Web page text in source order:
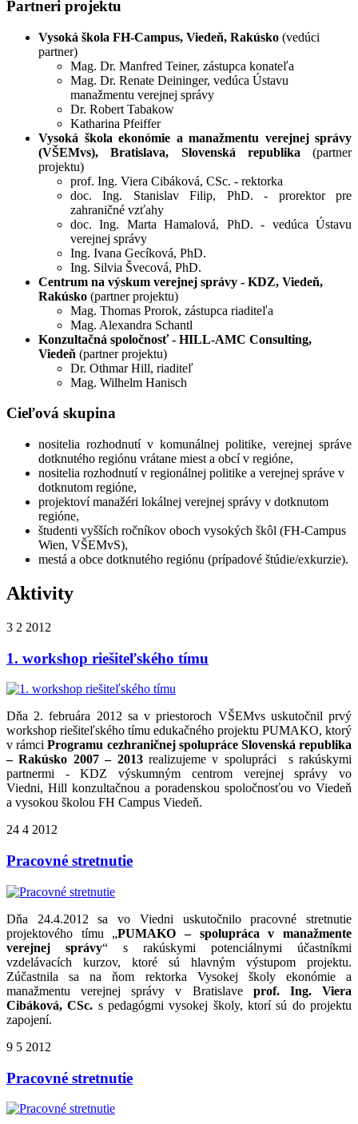
Partneri projektu
Vysoká škola FH-Campus, Viedeň, Rakúsko (vedúci
partner)
Mag. Dr. Manfred Teiner, zástupca konateľa
Mag. Dr. Renate Deininger, vedúca Ústavu
manažmentu verejnej správy
Dr. Robert Tabakow
Katharina Pfeiffer
Vysoká škola ekonómie a manažmentu verejnej správy
(VŠEMvs), Bratislava, Slovenská republika (partner
projektu)
prof. Ing. Viera Cibáková, CSc. - rektorka
doc. Ing. Stanislav Filip, PhD. - prorektor pre
zahraničné vzťahy
doc. Ing. Marta Hamalová, PhD. - vedúca Ústavu
verejnej správy
Ing. Ivana Gecíková, PhD.
Ing. Silvia Švecová, PhD.
Centrum na výskum verejnej správy - KDZ, Viedeň,
Rakúsko (partner projektu)
Mag. Thomas Prorok, zástupca riaditeľa
Mag. Alexandra Schantl
Konzultačná spoločnosť - HILL-AMC Consulting,
Viedeň (partner projektu)
Dr. Othmar Hill, riaditeľ
Mag. Wilhelm Hanisch
Cieľová skupina
nositelia rozhodnutí v komunálnej politike, verejnej správe
dotknutého regiónu vrátane miest a obcí v regióne,
nositelia rozhodnutí v regionálnej politike a verejnej správe v
dotknutom regióne,
projektoví manažéri lokálnej verejnej správy v dotknutom
regióne,
študenti vyšších ročníkov oboch vysokých škôl (FH-Campus
Wien, VŠEMvS),
mestá a obce dotknutého regiónu (prípadové štúdie/exkurzie).
Aktivity
3 2 2012
1. workshop riešiteľského tímu
Dňa 2. februára 2012 sa v priestoroch VŠEMvs uskutočnil prvý
workshop riešiteľského tímu edukačného projektu PUMAKO, ktorý
v rámciProgramu cezhraničnej spolupráce Slovenská republika
– Rakúsko 2007 – 2013 realizujeme v spolupráci s rakúskymi
partnermi -
KDZ výskumným centrom verejnej správy vo
Viedni, Hill konzultačnou a poradenskou spoločnosťou vo Viedeň
a vysokou školou FH Campus Viedeň.
24 4 2012
Pracovné stretnutie
Dňa 24.4.2012 sa vo Viedni uskutočnilo pracovné stretnutie
projektového tímu „PUMAKO – spolupráca v manažmente
verejnej správy“ s rakúskymi potenciálnymi účastníkmi
vzdelávacích kurzov, ktoré sú hlavným výstupom projektu.
Zúčastnila sa na ňom rektorka Vysokej školy ekonómie a
manažmentu verejnej správy v Bratislave prof. Ing. Viera
Cibáková, CSc. s pedagógmi vysokej školy, ktorí sú do projektu
zapojení.
9 5 2012
Pracovné stretnutie